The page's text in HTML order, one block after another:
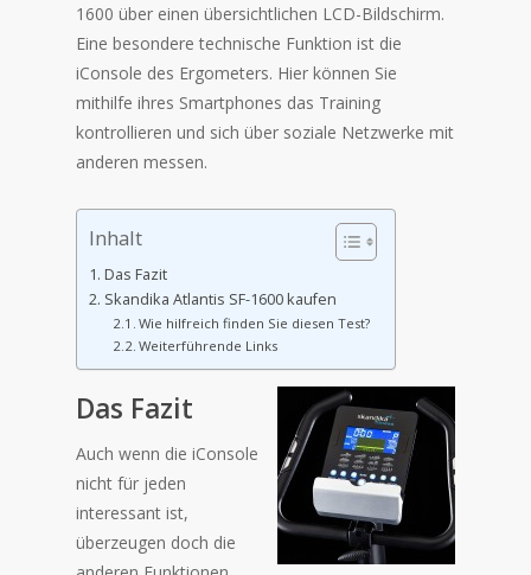
1600 über einen übersichtlichen LCD-Bildschirm.
Eine besondere technische Funktion ist die
iConsole des Ergometers. Hier können Sie
mithilfe ihres Smartphones das Training
kontrollieren und sich über soziale Netzwerke mit
anderen messen.
Inhalt
Das Fazit
Skandika Atlantis SF-1600 kaufen
Wie hilfreich finden Sie diesen Test?
Weiterführende Links
Das Fazit
Auch wenn die iConsole
nicht für jeden
interessant ist,
überzeugen doch die